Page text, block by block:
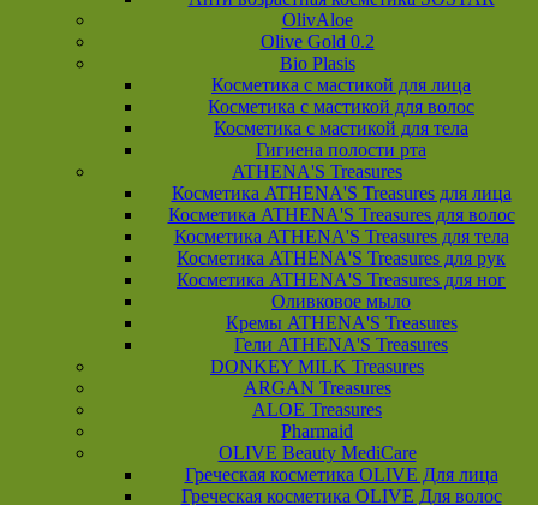
OlivAloe
Olive Gold 0.2
Bio Plasis
Косметика с мастикой для лица
Косметика с мастикой для волос
Косметика с мастикой для тела
Гигиена полости рта
ATHENA'S Treasures
Косметика ATHENA'S Treasures для лица
Косметика ATHENA'S Treasures для волос
Косметика ATHENA'S Treasures для тела
Косметика ATHENA'S Treasures для рук
Косметика ATHENA'S Treasures для ног
Оливковое мыло
Кремы ATHENA'S Treasures
Гели ATHENA'S Treasures
DONKEY MILK Treasures
ARGAN Treasures
ALOE Treasures
Pharmaid
OLIVE Beauty MediCare
Греческая косметика OLIVE Для лица
Греческая косметика OLIVE Для волос